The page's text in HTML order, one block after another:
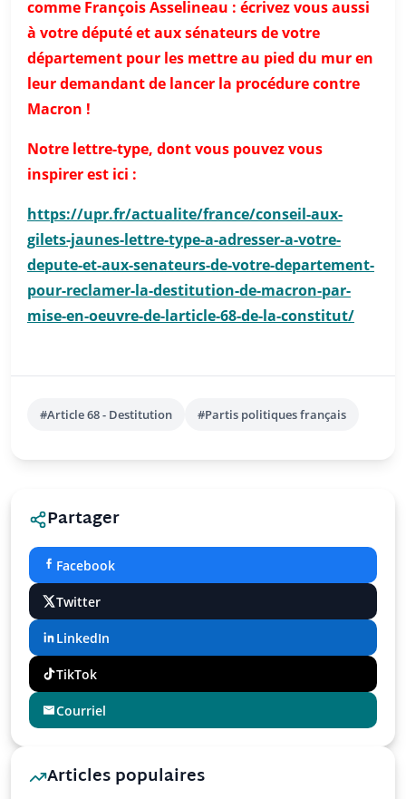
comme François Asselineau : écrivez vous aussi
à votre député et aux sénateurs de votre
département pour les mettre au pied du mur en
leur demandant de lancer la procédure contre
Macron !
Notre lettre-type, dont vous pouvez vous
inspirer est ici :
https://upr.fr/actualite/france/conseil-aux-
gilets-jaunes-lettre-type-a-adresser-a-votre-
depute-et-aux-senateurs-de-votre-departement-
pour-reclamer-la-destitution-de-macron-par-
mise-en-oeuvre-de-larticle-68-de-la-constitut/
#Article 68 - Destitution #Partis politiques français
Partager
Facebook
Twitter
LinkedIn
TikTok
Courriel
Articles populaires